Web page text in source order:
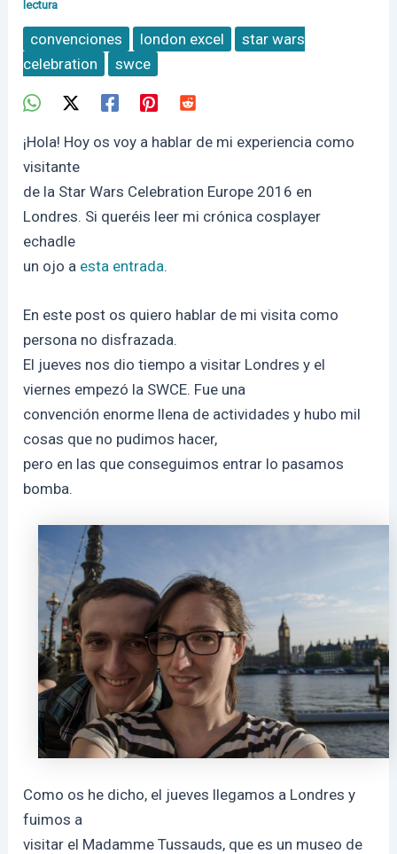
lectura
convenciones london excel
star wars
celebration
swce
¡Hola! Hoy os voy a hablar de mi experiencia como
visitante
de la Star Wars Celebration Europe 2016 en
Londres. Si queréis leer mi crónica cosplayer
echadle
un ojo a esta entrada.
En este post os quiero hablar de mi visita como
persona no disfrazada.
El jueves nos dio tiempo a visitar Londres y el
viernes empezó la SWCE. Fue una
convención enorme llena de actividades y hubo mil
cosas que no pudimos hacer,
pero en las que conseguimos entrar lo pasamos
bomba.
Como os he dicho, el jueves llegamos a Londres y
fuimos a
visitar el Madamme Tussauds, que es un museo de